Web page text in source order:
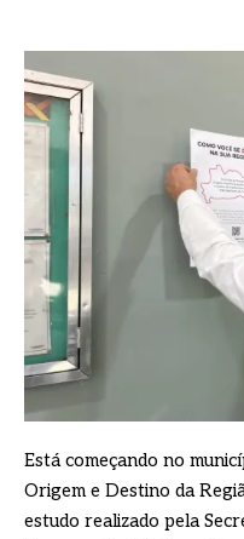
Está começando no
Origem e Destino da
estudo realizado pela